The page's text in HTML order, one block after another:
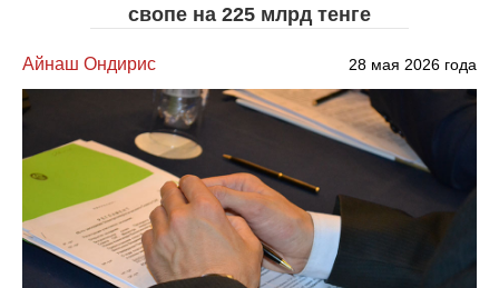
свопе на 225 млрд тенге
Айнаш Ондирис 28 мая 2026 года